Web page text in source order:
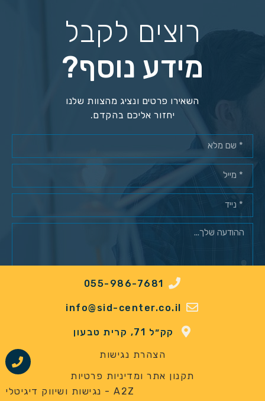
רוצים לקבל
מידע נוסף?
השאירו פרטים ונציג מהצוות שלנו
יחזור אליכם בהקדם.
מאשר/ת רישום למאגר לקוחות*
055-986-7681
info@sid-center.co.il
קק״ל 71, קרית טבעון
הצהרת נגישות
תקנון אתר ומדיניות פרטיות
A2Z - נגישות ושיווק דיגיטלי